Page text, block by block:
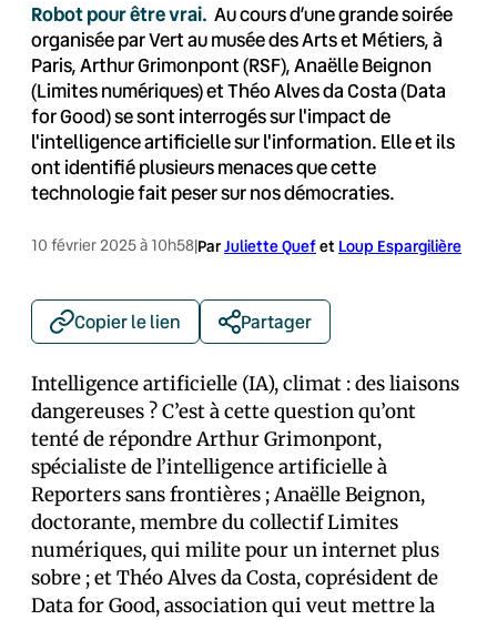
Robot pour être vrai. Au cours d’une grande soirée
organisée par Vert au musée des Arts et Métiers, à
Paris, Arthur Grimonpont (RSF), Anaëlle Beignon
(Limites numériques) et Théo Alves da Costa (Data
for Good) se sont interrogés sur l'impact de
l'intelligence artificielle sur l'information. Elle et ils
ont identifié plusieurs menaces que cette
technologie fait peser sur nos démocraties.
10 février 2025 à 10h58|ParJuliette Quefet Loup Espargilière
Copier le lien Partager
Intelligence artificielle (IA), climat : des liaisons
dangereuses ? C’est à cette question qu’ont
tenté de répondre Arthur Grimonpont,
spécialiste de l’intelligence artificielle à
Reporters sans frontières ; Anaëlle Beignon,
doctorante, membre du collectif Limites
numériques, qui milite pour un internet plus
sobre ; et Théo Alves da Costa, coprésident de
Data for Good, association qui veut mettre la